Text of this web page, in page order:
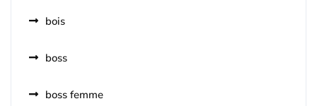
bois
boss
boss femme